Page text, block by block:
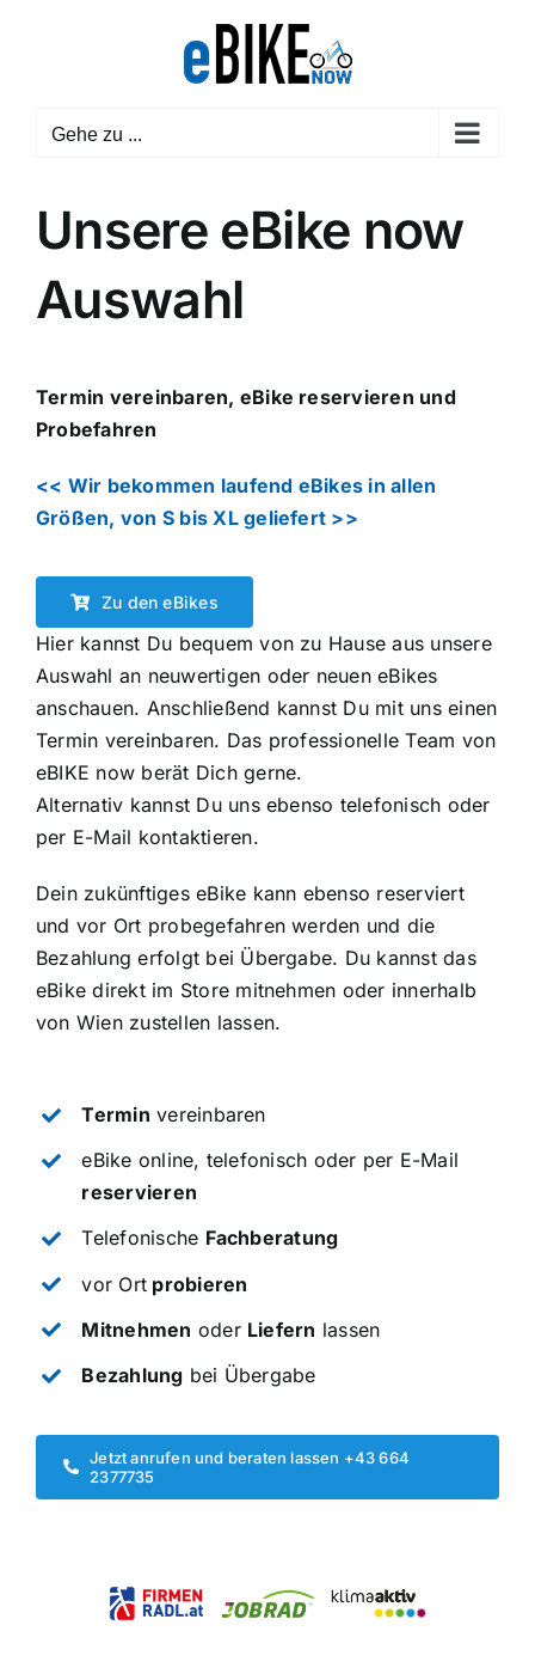
Gehe zu ...
Unsere eBike now
Auswahl
Termin vereinbaren, eBike reservieren und
Probefahren
<< Wir bekommen laufend eBikes in allen
Größen, von S bis XL geliefert >>
Zu den eBikes
Hier kannst Du bequem von zu Hause aus unsere
Auswahl an neuwertigen oder neueneBikes
anschauen. Anschließend kannst Du mit uns einen
Termin vereinbaren. Das professionelle Team von
eBIKE now berät Dich gerne.
Alternativ kannst Du uns ebenso telefonisch oder
per E-Mail kontaktieren.
Dein zukünftiges eBike kann ebenso reserviert
und vor Ort probegefahren werden und die
Bezahlung erfolgt bei Übergabe. Du kannst das
eBike direkt im Store mitnehmen oder innerhalb
von Wien zustellen lassen.
Termin vereinbaren
eBike online, telefonisch oder per E-Mail
reservieren
Telefonische Fachberatung
vor Ort probieren
Mitnehmen oder Liefern lassen
Bezahlung bei Übergabe
Jetzt anrufen und beraten lassen +43 664
2377735